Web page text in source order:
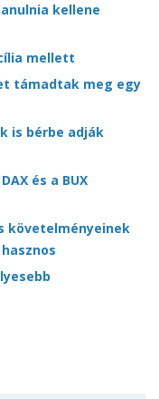
kellene
mellett
támadtak meg egy
is bérbe adják
és a BUX
követelményeinek